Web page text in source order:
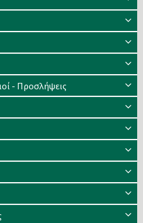
- Προσλήψεις